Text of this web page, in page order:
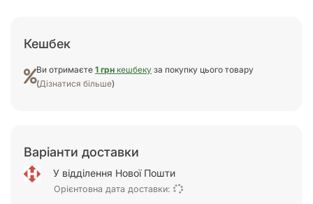
Кешбек
Ви отримаєте 1 грн кешбеку за покупку цього товару
(Дізнатися більше)
Варіанти доставки
У відділення Нової Пошти
Орієнтовна дата доставки: